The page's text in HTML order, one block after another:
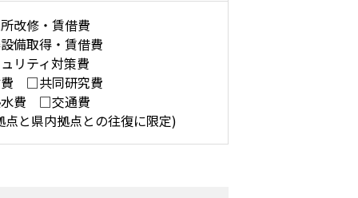
改修・賃借費
備取得・賃借費
リティ対策費
□共同研究費
費 □交通費
点と県内拠点との往復に限定)